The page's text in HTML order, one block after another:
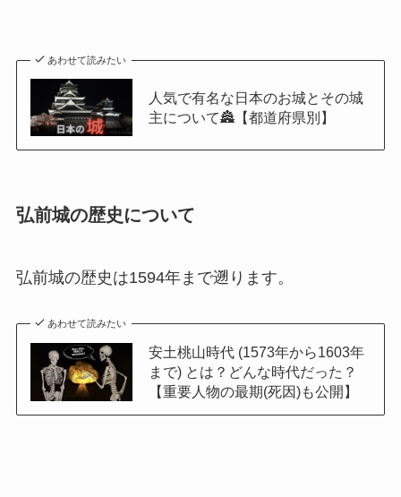
あわせて読みたい
人気で有名な日本のお城とその城
主について🏯【都道府県別】
弘前城の歴史について
弘前城の歴史は1594年まで遡ります。
あわせて読みたい
安土桃山時代 (1573年から1603年
まで) とは？どんな時代だった？
【重要人物の最期(死因)も公開】